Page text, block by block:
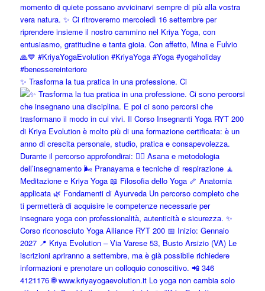
✨ Trasforma la tua pratica in una professione. Ci